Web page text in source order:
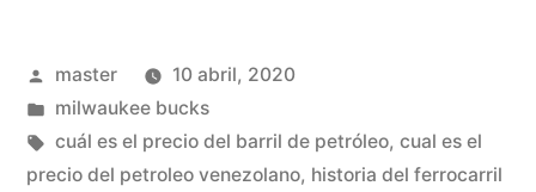
Publicado
por
master
10 abril, 2020
Publicado
en
milwaukee bucks
Etiquetas:
cuál es el precio del barril de petróleo, cual es el
precio del petroleo venezolano, historia del ferrocarril